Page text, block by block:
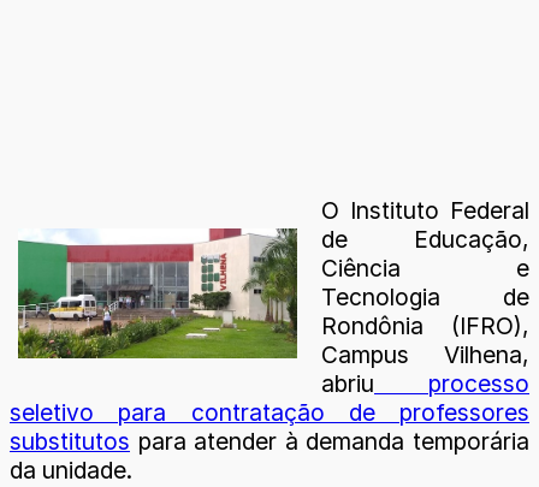
O Instituto Federal
de Educação,
Ciência e
Tecnologia de
Rondônia (IFRO),
Campus Vilhena,
abriu processo
seletivo para contratação de professores
substitutos para atender à demanda temporária
da unidade.